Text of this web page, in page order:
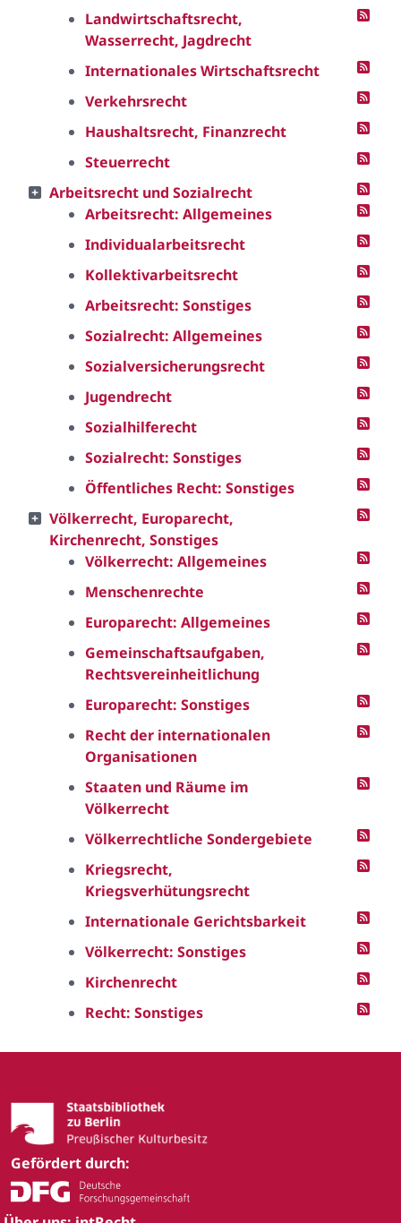
Landwirtschaftsrecht,
Wasserrecht, Jagdrecht
Internationales Wirtschaftsrecht
Verkehrsrecht
Haushaltsrecht, Finanzrecht
Steuerrecht
Arbeitsrecht und Sozialrecht
Arbeitsrecht: Allgemeines
Individualarbeitsrecht
Kollektivarbeitsrecht
Arbeitsrecht: Sonstiges
Sozialrecht: Allgemeines
Sozialversicherungsrecht
Jugendrecht
Sozialhilferecht
Sozialrecht: Sonstiges
Öffentliches Recht: Sonstiges
Völkerrecht, Europarecht,
Kirchenrecht, Sonstiges
Völkerrecht: Allgemeines
Menschenrechte
Europarecht: Allgemeines
Gemeinschaftsaufgaben,
Rechtsvereinheitlichung
Europarecht: Sonstiges
Recht der internationalen
Organisationen
Staaten und Räume im
Völkerrecht
Völkerrechtliche Sondergebiete
Kriegsrecht,
Kriegsverhütungsrecht
Internationale Gerichtsbarkeit
Völkerrecht: Sonstiges
Kirchenrecht
Recht: Sonstiges
Gefördert durch: